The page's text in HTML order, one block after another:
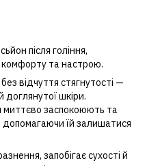
після гоління,
комфорту та настрою.
відчуття стягнутості —
доглянутої шкіри.
миттєво заспокоюють та
допомагаючи їй залишатися
запобігає сухості й